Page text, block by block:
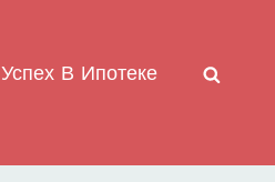
Успех В Ипотеке